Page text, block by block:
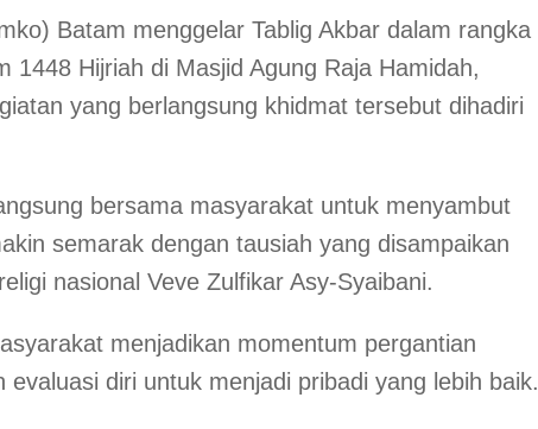
Batam menggelar Tablig Akbar dalam rangka
Hijriah di Masjid Agung Raja Hamidah,
yang berlangsung khidmat tersebut dihadiri
bersama masyarakat untuk menyambut
semarak dengan tausiah yang disampaikan
nasional Veve Zulfikar Asy-Syaibani.
menjadikan momentum pergantian
diri untuk menjadi pribadi yang lebih baik.